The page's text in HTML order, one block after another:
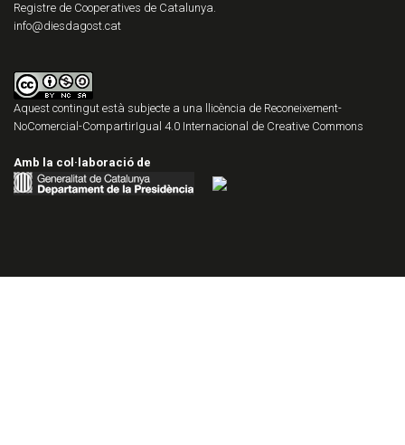
Registre de Cooperatives de Catalunya.
info@diesdagost.cat
Aquest contingut està subjecte a una llicència de Reconeixement-
NoComercial-CompartirIgual 4.0 Internacional de Creative Commons
Amb la col·laboració de